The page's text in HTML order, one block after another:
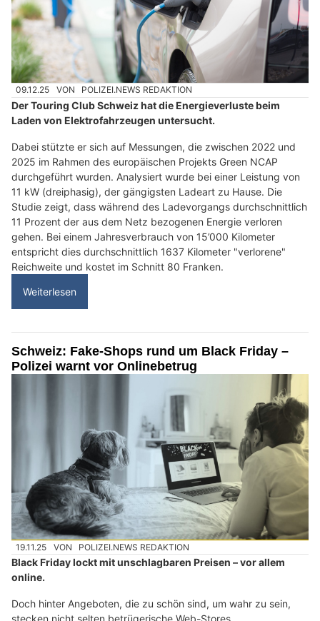
09.12.25 VON POLIZEI.NEWS REDAKTION
Der Touring Club Schweiz hat die Energieverluste beim
Laden von Elektrofahrzeugen untersucht.
Dabei stützte er sich auf Messungen, die zwischen 2022 und
2025 im Rahmen des europäischen Projekts Green NCAP
durchgeführt wurden. Analysiert wurde bei einer Leistung von
11 kW (dreiphasig), der gängigsten Ladeart zu Hause. Die
Studie zeigt, dass während des Ladevorgangs durchschnittlich
11 Prozent der aus dem Netz bezogenen Energie verloren
gehen. Bei einem Jahresverbrauch von 15’000 Kilometer
entspricht dies durchschnittlich 1637 Kilometer "verlorene"
Reichweite und kostet im Schnitt 80 Franken.
Weiterlesen
Schweiz: Fake-Shops rund um Black Friday –
Polizei warnt vor Onlinebetrug
19.11.25 VON POLIZEI.NEWS REDAKTION
Black Friday lockt mit unschlagbaren Preisen – vor allem
online.
Doch hinter Angeboten, die zu schön sind, um wahr zu sein,